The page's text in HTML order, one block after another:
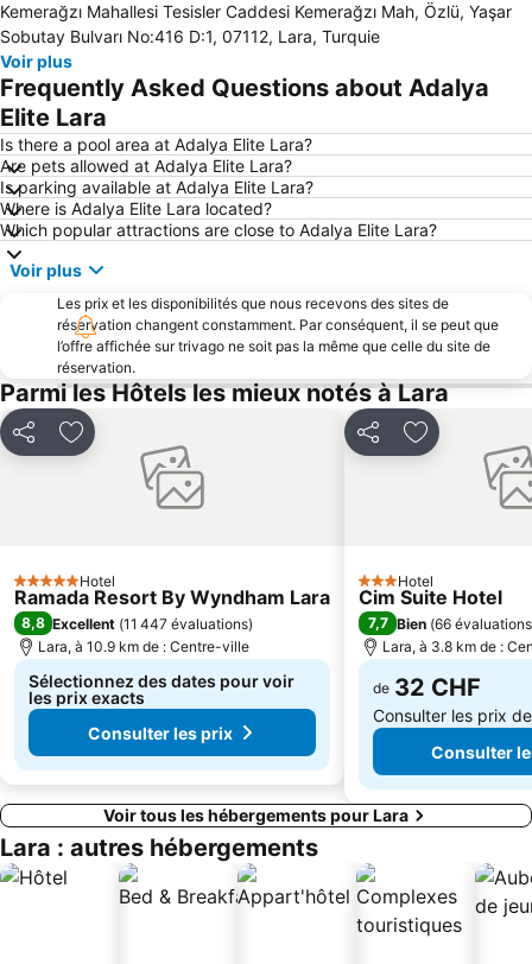
Lara Dido Beach
Kadriye Public Beach
Murat Paşa Mosque
Waterhill Park
Duden Waterfalls
Centre Commercial de Migros
Turist Beach
Beach Cafe
Marché de Manavgat
Temple d'Apollon
Aktur Amusement Park
Beldibi Ataturk Parki Halk Plaji Carya Golf Club
50th International Antalya Golden Orange Film Festival
Side ancient places
Grande Chute d'Eau
Sammy
Anatolian Park
Musée Suna-Inan Kirac d'Antalya
Akseki
Antalya Aquarium
Setur Antalya Marina
Centre des Expos d'Antalya
Station de ski Saklikent
Kemerağzı Mahallesi Tesisler Caddesi Kemerağzı Mah, Özlü, Yaşar
Sobutay Bulvarı No:416 D:1, 07112, Lara, Turquie
Voir plus
Frequently Asked Questions about Adalya
Elite Lara
Is there a pool area at Adalya Elite Lara?
Are pets allowed at Adalya Elite Lara?
Is parking available at Adalya Elite Lara?
Where is Adalya Elite Lara located?
Which popular attractions are close to Adalya Elite Lara?
Voir plus
Les prix et les disponibilités que nous recevons des sites de
réservation changent constamment. Par conséquent, il se peut que
l’offre affichée sur trivago ne soit pas la même que celle du site de
réservation.
Parmi les Hôtels les mieux notés à Lara
PartagerAjouter à mes favoris
5 ÉtoilesHotel
Ramada Resort By Wyndham Lara
8,8 Excellent (11 447 évaluations)
Lara, à 10.9 km de : Centre-ville
Sélectionnez des dates pour voir
les prix exacts
Consulter les prix
PartagerAjouter à
3 Étoiles
Hotel
Cim Suite Hotel
7,7 Bien (66 évaluations
Lara, à 3.8 km de :
de 32 CHF
Consulter les prix
Consulter
Voir tous les hébergements pour Lara
Lara : autres hébergements